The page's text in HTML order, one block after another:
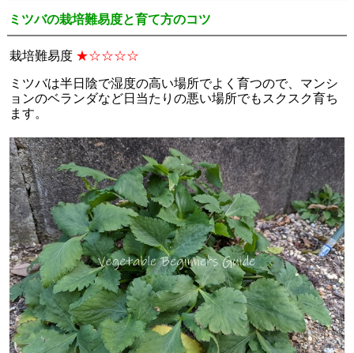
ミツバの栽培難易度と育て方のコツ
栽培難易度 ★☆☆☆☆
ミツバは半日陰で湿度の高い場所でよく育つので、マンシ
ョンのベランダなど日当たりの悪い場所でもスクスク育ち
ます。